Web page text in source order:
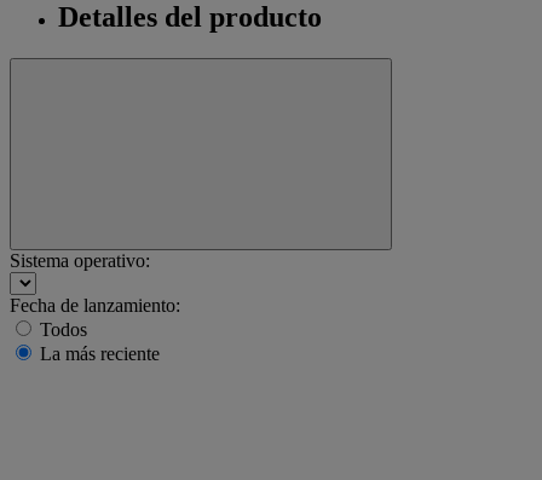
Detalles del producto
Sistema operativo:
Fecha de lanzamiento:
Todos
La más reciente